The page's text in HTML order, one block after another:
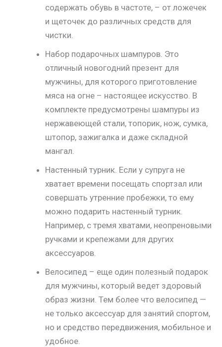
содержать обувь в частоте, – от ложечек
и щеточек до различных средств для
чистки.
Набор подарочных шампуров. Это
отличный новогодний презент для
мужчины, для которого приготовление
мяса на огне – настоящее искусство. В
комплекте предусмотрены шампуры из
нержавеющей стали, топорик, нож, сумка,
штопор, зажигалка и даже складной
мангал.
Настенный турник. Если у супруга не
хватает времени посещать спортзал или
совершать утренние пробежки, то ему
можно подарить настенный турник.
Например, с тремя хватами, неопреновыми
ручками и крепежами для других
аксессуаров.
Велосипед – еще один полезный подарок
для мужчины, который ведет здоровый
образ жизни. Тем более что велосипед —
не только аксессуар для занятий спортом,
но и средство передвижения, мобильное и
удобное.